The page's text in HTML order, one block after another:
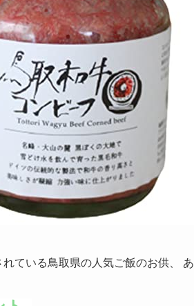
ている鳥取県の人気ご飯のお供、